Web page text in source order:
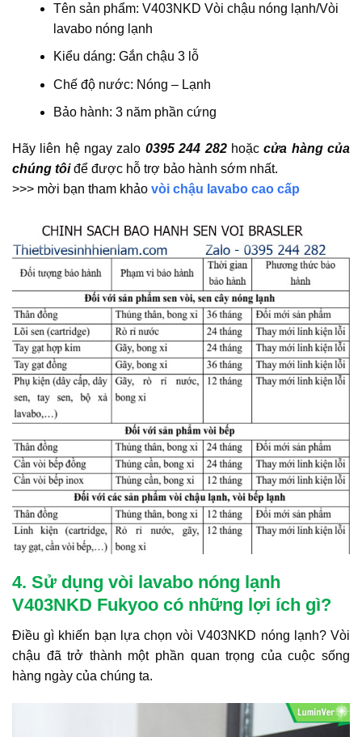
Tên sản phẩm: V403NKD Vòi chậu nóng lạnh/Vòi
lavabo nóng lạnh
Kiểu dáng: Gắn chậu 3 lỗ
Chế độ nước: Nóng – Lạnh
Bảo hành: 3 năm phần cứng
Hãy liên hệ ngay zalo 0395 244 282hoặccửa hàng của
chúng tôiđể được hỗ trợ bảo hành sớm nhất.
>>> mời bạn tham khảo vòi chậu lavabo cao cấp
4. Sử dụng vòi lavabo nóng lạnh
V403NKD Fukyoo có những lợi ích gì?
Điều gì khiến bạn lựa chọn vòi V403NKD nóng lạnh? Vòi
chậu đã trở thành một phần quan trọng của cuộc sống
hàng ngày của chúng ta.